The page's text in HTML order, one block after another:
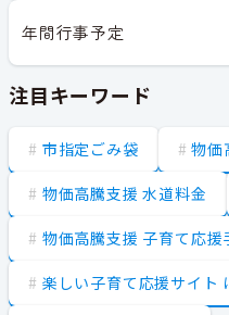
年間行事予定
注目キーワード
市指定ごみ袋 物価
物価高騰支援 水道料金
物価高騰支援 子育て応援
楽しい子育て応援サイト